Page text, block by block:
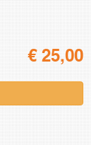
€25,00